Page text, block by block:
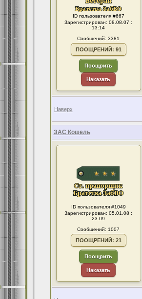
ID пользователя #667
Зарегистрирован: 08.08.07 :
13:14
Сообщений: 3381
ПООЩРЕНИЙ: 91
Поощрить
Наказать
Наверх
ЗАС Кошель
ID пользователя #1049
Зарегистрирован: 05.01.08 :
23:09
Сообщений: 1007
ПООЩРЕНИЙ: 21
Поощрить
Наказать